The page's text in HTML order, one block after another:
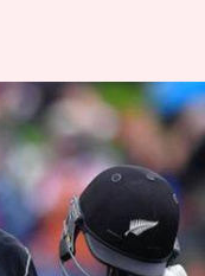
जरूर खेलूंगा
pm